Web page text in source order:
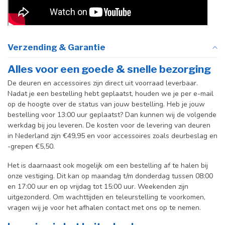
Verzending & Garantie
Alles voor een goede & snelle bezorging
De deuren en accessoires zijn direct uit voorraad leverbaar.
Nadat je een bestelling hebt geplaatst, houden we je per e-mail
op de hoogte over de status van jouw bestelling. Heb je jouw
bestelling voor 13:00 uur geplaatst? Dan kunnen wij de volgende
werkdag bij jou leveren. De kosten voor de levering van deuren
in Nederland zijn €49,95 en voor accessoires zoals deurbeslag en
-grepen €5,50.
Het is daarnaast ook mogelijk om een bestelling af te halen bij
onze vestiging. Dit kan op maandag t/m donderdag tussen 08:00
en 17:00 uur en op vrijdag tot 15:00 uur. Weekenden zijn
uitgezonderd. Om wachttijden en teleurstelling te voorkomen,
vragen wij je voor het afhalen contact met ons op te nemen.